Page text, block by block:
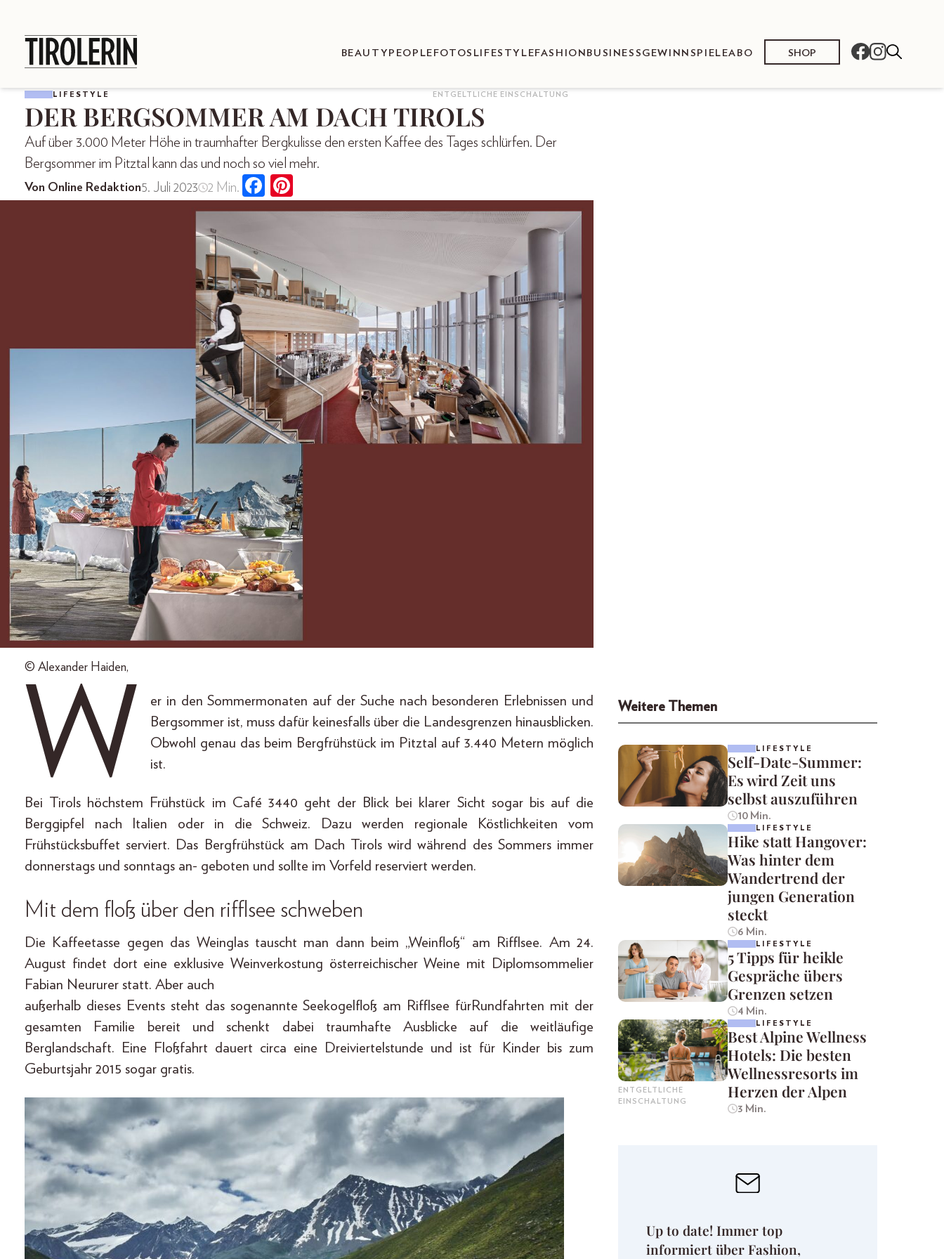
BEAUTY PEOPLE FOTOS LIFESTYLE FASHION BUSINESS GEWINNSPIELEABO SHOP
LIFESTYLE ENTGELTLICHE EINSCHALTUNG
DER BERGSOMMER AM DACH TIROLS
Auf über 3.000 Meter Höhe in traumhafter Bergkulisse den ersten Kaffee des Tages schlürfen. Der
Bergsommer im Pitztal kann das und noch so viel mehr.
Von Online Redaktion5. Juli 2023 2 Min.
© Alexander Haiden,
W
er in den Sommermonaten auf der Suche nach besonderen Erlebnissen und
Bergsommer ist, muss dafür keinesfalls über die Landesgrenzen hinausblicken.
Obwohl genau das beim Bergfrühstück im Pitztal auf 3.440 Metern möglich
ist.
Bei Tirols höchstem Frühstück im Café 3440 geht der Blick bei klarer Sicht sogar bis auf die
Berggipfel nach Italien oder in die Schweiz. Dazu werden regionale Köstlichkeiten vom
Frühstücksbuffet serviert. Das Bergfrühstück am Dach Tirols wird während des Sommers immer
donnerstags und sonntags an- geboten und sollte im Vorfeld reserviert werden.
Mit dem floß über den rifflsee schweben
Die Kaffeetasse gegen das Weinglas tauscht man dann beim „Weinfloß“ am Rifflsee. Am 24.
August findet dort eine exklusive Weinverkostung österreichischer Weine mit Diplomsommelier
Fabian Neururer statt. Aber auch
außerhalb dieses Events steht das sogenannte Seekogelfloß am Rifflsee fürRundfahrten mit der
gesamten Familie bereit und schenkt dabei traumhafte Ausblicke auf die weitläufige
Berglandschaft. Eine Floßfahrt dauert circa eine Dreiviertelstunde und ist für Kinder bis zum
Geburtsjahr 2015 sogar gratis.
Weitere Themen
LIFESTYLE
Self-Date-Summer:
Es wird Zeit uns
selbst auszuführen
10 Min.
LIFESTYLE
Hike statt Hangover:
Was hinter dem
Wandertrend der
jungen Generation
steckt
6 Min.
LIFESTYLE
5 Tipps für heikle
Gespräche übers
Grenzen setzen
4 Min.
ENTGELTLICHE
EINSCHALTUNG
LIFESTYLE
Best Alpine Wellness
Hotels: Die besten
Wellnessresorts im
Herzen der Alpen
3 Min.
Up to date! Immer top
informiert über Fashion,